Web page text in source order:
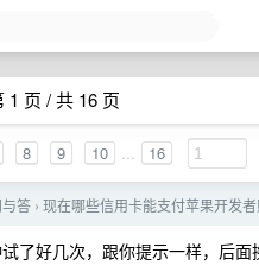
1 页 / 共 16 页
8 9 10 ... 16
答 › 现在哪些信用卡能支付苹果开发者
了好几次，跟你提示一样，后面